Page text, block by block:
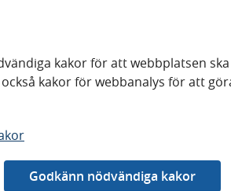
kakor för att webbplatsen
kakor för webbanalys för att